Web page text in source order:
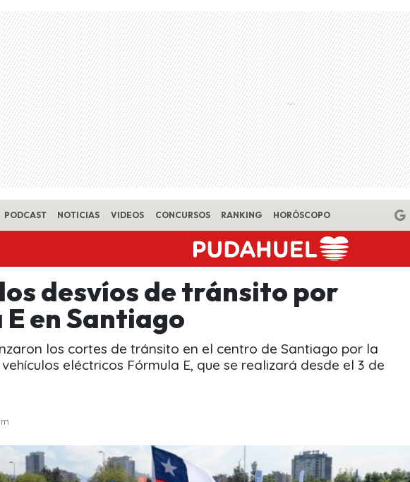
PODCAST NOTICIAS VIDEOS CONCURSOS RANKING HORÓSCOPO
desvíos de tránsito por
en Santiago
los cortes de tránsito en el centro de Santiago por la
eléctricos Fórmula E, que se realizará desde el 3 de